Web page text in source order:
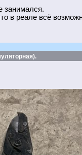
занимался.
в реале всё